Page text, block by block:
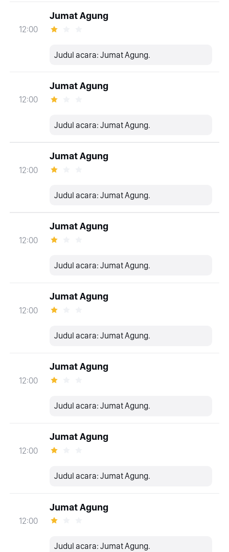
12:00
Jumat Agung
Judul acara: Jumat Agung.
12:00
Jumat Agung
Judul acara: Jumat Agung.
12:00
Jumat Agung
Judul acara: Jumat Agung.
12:00
Jumat Agung
Judul acara: Jumat Agung.
12:00
Jumat Agung
Judul acara: Jumat Agung.
12:00
Jumat Agung
Judul acara: Jumat Agung.
12:00
Jumat Agung
Judul acara: Jumat Agung.
12:00
Jumat Agung
Judul acara: Jumat Agung.